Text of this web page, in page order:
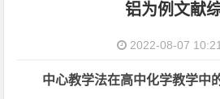
铝为例文献
2022-08-07
中心教学法在高中化学教学中